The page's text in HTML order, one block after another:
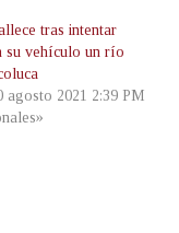
tras intentar
su vehículo un río
agosto 2021 2:39 PM